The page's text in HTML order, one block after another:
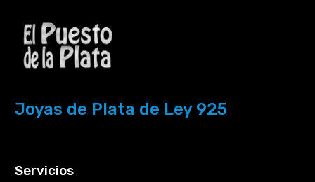
Joyas de Plata de Ley 925
Servicios